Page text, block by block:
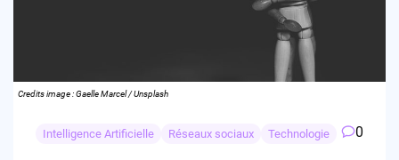
Credits image : Gaelle Marcel / Unsplash
Intelligence Artificielle Réseaux sociaux Technologie 0